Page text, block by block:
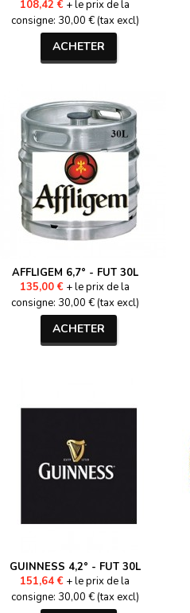
108,42 € + le prix de la
consigne: 30,00 € (tax excl)
ACHETER
AFFLIGEM 6,7° - FUT 30L
135,00 € + le prix de la
consigne: 30,00 € (tax excl)
ACHETER
GUINNESS 4,2° - FUT 30L
151,64 € + le prix de la
consigne: 30,00 € (tax excl)